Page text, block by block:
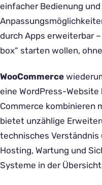
einfacher Bedienung
durch Apps erweiterbar
box“ starten wollen,
WooCommerce
eine WordPress-
Commerce kombinieren
bietet unzählige
technisches
Hosting, Wartung und
Systeme in der